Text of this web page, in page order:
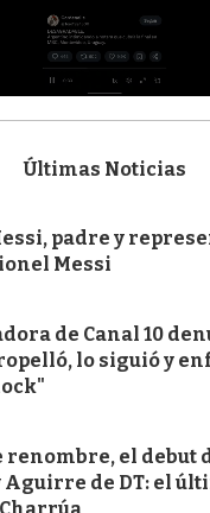
Últimas Noticias
padre y
Messi
de Canal 10
lo siguió y
renombre, el debut
de DT: el